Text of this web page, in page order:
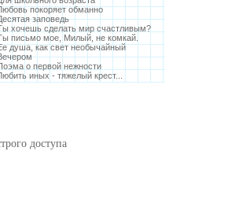
покоряет обманно
заповедь
хочешь сделать мир счастливым?
письмо мое, Милый, не комкай.
душа, как свет необычайный
о первой нежности
иных - тяжелый крест...
доступа